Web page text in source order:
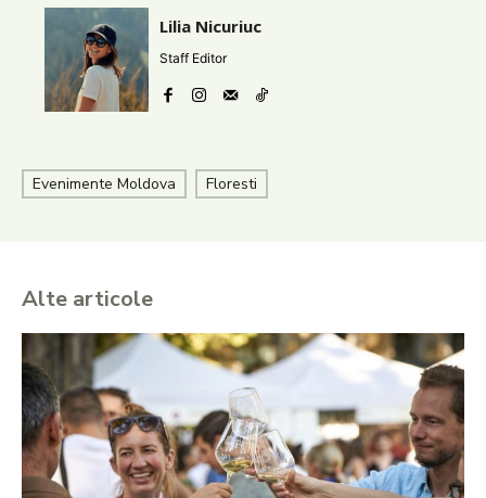
Lilia Nicuriuc
Staff Editor
Evenimente Moldova Floresti
Alte articole